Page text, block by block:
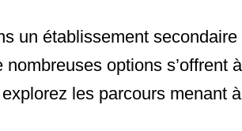
un établissement
options s’offrent
les parcours menant